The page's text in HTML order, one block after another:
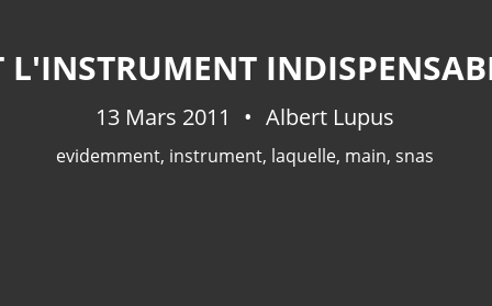
L'INSTRUMENT
13 Mars 2011 Albert Lupus
evidemment, instrument, laquelle, main, snas